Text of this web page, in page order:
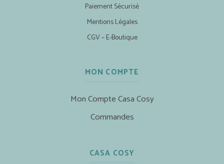
Paiement Sécurisé
Mentions Légales
CGV – E-Boutique
MON COMPTE
Mon Compte Casa Cosy
Commandes
CASA COSY